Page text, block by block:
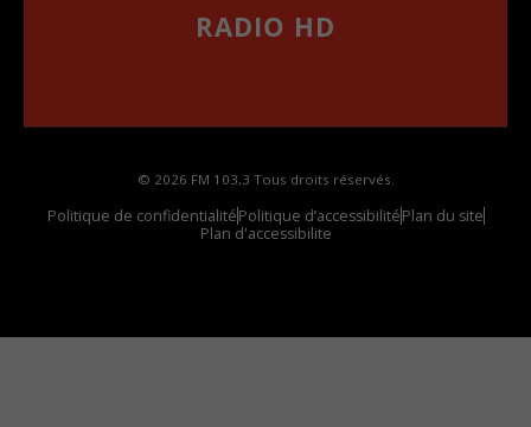
RADIO HD
© 2026 FM 103,3 Tous droits réservés.
Politique de confidentialitéPolitique d’accessibilitéPlan du site
Plan d'accessibilite